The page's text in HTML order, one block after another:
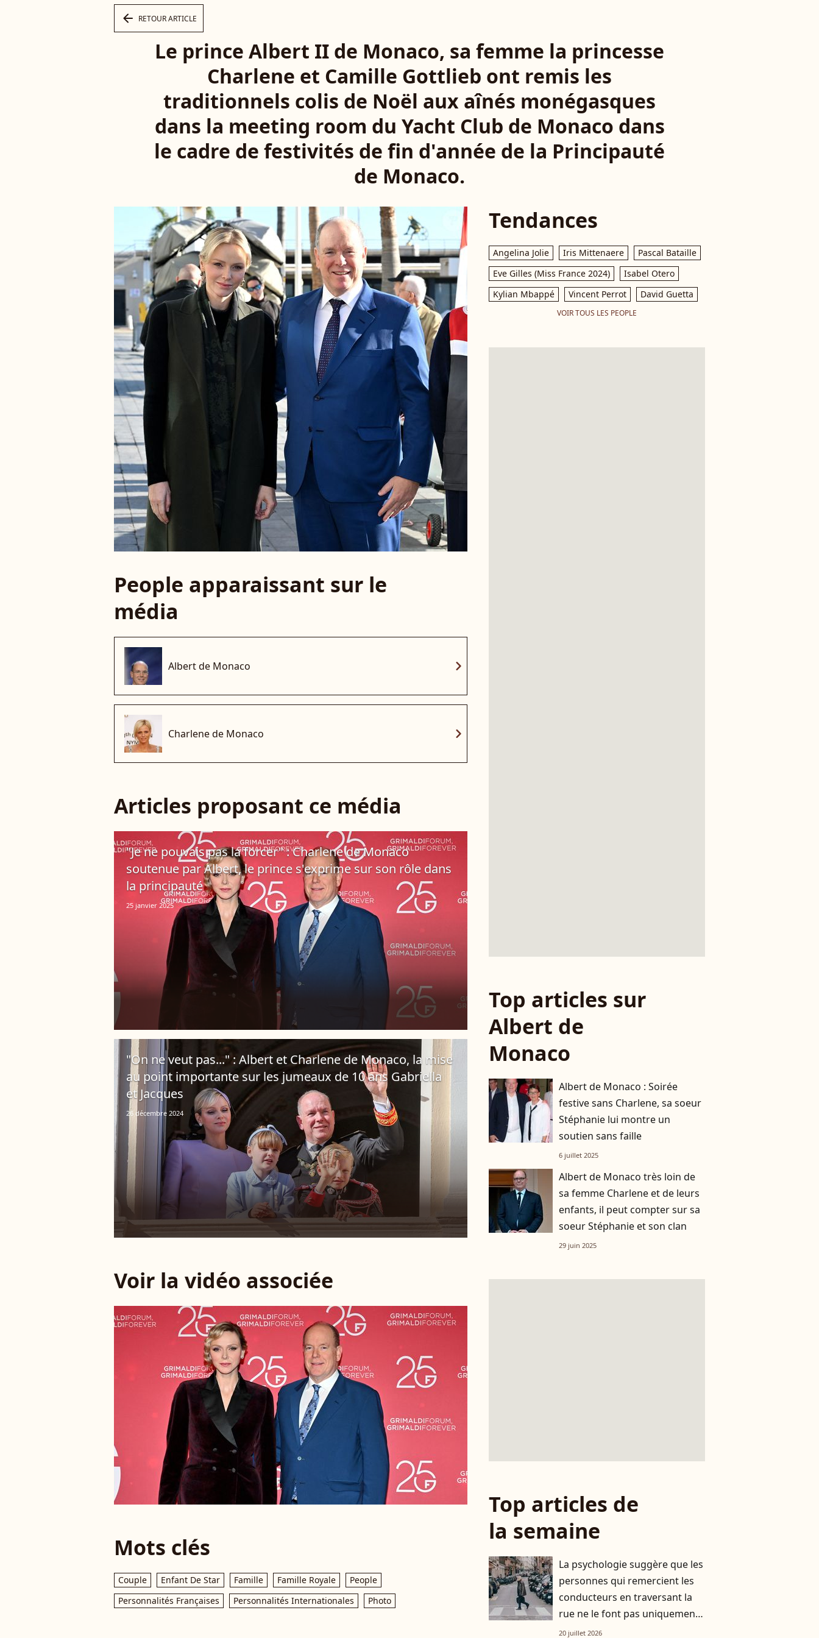
arrow_left RETOUR ARTICLE
Le prince Albert II de Monaco, sa femme la princesse
Charlene et Camille Gottlieb ont remis les
traditionnels colis de Noël aux aînés monégasques
dans la meeting room du Yacht Club de Monaco dans
le cadre de festivités de fin d'année de la Principauté
de Monaco.
People apparaissant sur le
média
Albert de Monaco chevron_right
Charlene de Monaco chevron_right
Articles proposant ce média
"Je ne pouvais pas la forcer" : Charlene de Monaco
soutenue par Albert, le prince s'exprime sur son rôle dans
la principauté
25 janvier 2025
"On ne veut pas..." : Albert et Charlene de Monaco, la mise
au point importante sur les jumeaux de 10 ans Gabriella
et Jacques
26 décembre 2024
Voir la vidéo associée
Mots clés
Couple Enfant De Star Famille Famille Royale
People
Personnalités Françaises
Personnalités Internationales Photo
Tendances
Angelina Jolie Iris Mittenaere
Pascal Bataille
Eve Gilles (Miss France 2024)
Isabel Otero
Kylian Mbappé
Vincent Perrot David Guetta
VOIR TOUS LES PEOPLE
Top articles sur
Albert de
Monaco
Albert de Monaco : Soirée
festive sans Charlene, sa soeur
Stéphanie lui montre un
soutien sans faille
6 juillet 2025
Albert de Monaco très loin de
sa femme Charlene et de leurs
enfants, il peut compter sur sa
soeur Stéphanie et son clan
29 juin 2025
Top articles de
la semaine
La psychologie suggère que les
personnes qui remercient les
conducteurs en traversant la
rue ne le font pas uniquement
par gratitude
20 juillet 2026